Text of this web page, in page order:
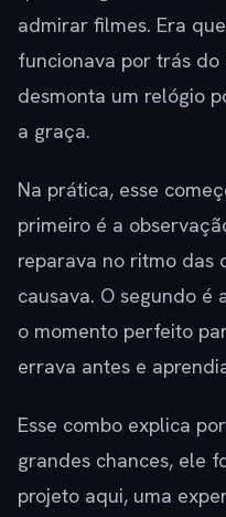
admirar filmes. Era
funcionava por trás
desmonta um relógio
a graça.
Na prática, esse
primeiro é a
reparava no ritmo das
causava. O segundo é
o momento perfeito
errava antes e
Esse combo explica
grandes chances, ele
projeto aqui, uma